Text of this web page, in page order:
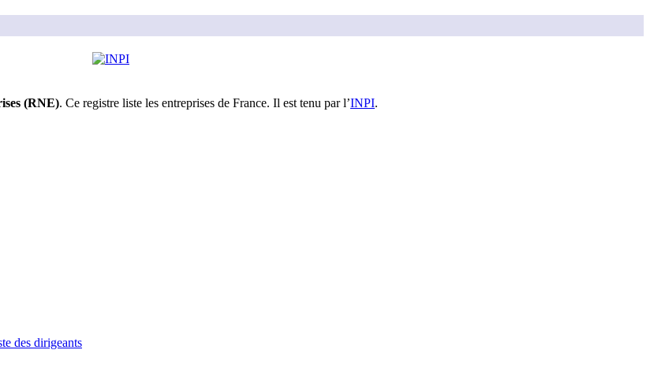
(RNE). Ce registre liste les entreprises de France. Il est tenu par l’INPI.
des dirigeants